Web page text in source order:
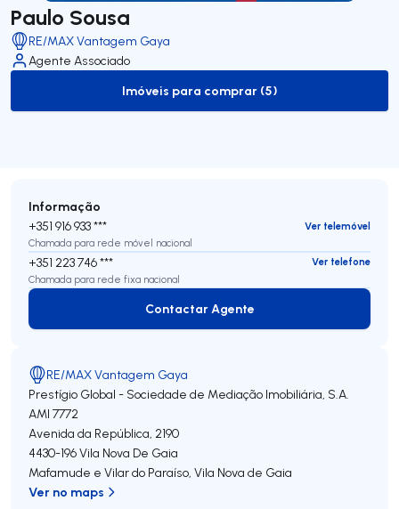
Paulo Sousa
RE/MAX Vantagem Gaya
Agente Associado
to-buy-listing
Imóveis para comprar (5)
Informação
+351 916 933 ***
Ver telemóvel
Chamada para rede móvel nacional
+351 223 746 ***
Ver telefone
Chamada para rede fixa nacional
Contactar Agente
Contactar Agente
RE/MAX Vantagem Gaya
Prestígio Global - Sociedade de Mediação Imobiliária, S.A.
AMI 7772
Avenida da República, 2190
4430-196Vila Nova De Gaia
Mafamude e Vilar do Paraíso, Vila Nova de Gaia
Ver no maps